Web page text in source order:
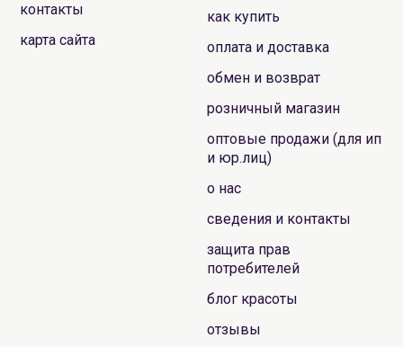
контакты
карта сайта
как купить
оплата и доставка
обмен и возврат
розничный магазин
оптовые продажи (для ип
и юр.лиц)
о нас
сведения и контакты
защита прав
потребителей
блог красоты
отзывы